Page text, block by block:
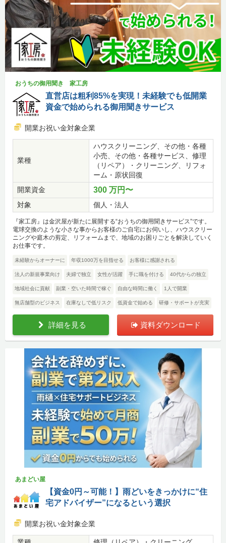
おうちの御用聞き 家工房
直営店は粗利85%を実現！未経験でも低開業
資金で始められる御用聞きサービス
開業お祝い金対象企業
業種
ハウスクリーニング、その他・各種
小売、その他・各種サービス、修理
（リペア）・クリーニング、リフォ
ーム・原状回復
開業資金
300 万円〜
対象 個人・法人
『家工房』は金沢屋が新たに展開する“おうちの御用聞きサービス”です。
電球交換のような小さな事からお客様のご自宅にお伺いし、ハウスクリー
ニングや庭木の剪定、リフォームまで、地域のお困りごとを解決していく
お仕事です。
未経験からオーナーに 年収1000万を目指せる お客様に感謝される
法人の新規事業向け 夫婦で独立 女性が活躍 手に職を付ける 40代からの独立
地域社会に貢献 副業・空いた時間で稼ぐ 自由な時間に働く 1人で開業
無店舗型のビジネス 在庫なしで低リスク 低資金で始める 研修・サポートが充実
詳細を見る 資料ダウンロード
あまどい屋
【資金0円～可能！】雨どいをきっかけに“住
宅アドバイザー”になるという選択
開業お祝い金対象企業